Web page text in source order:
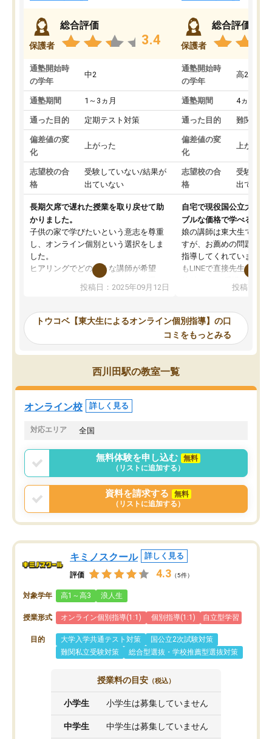
保護者
総合評価
3.4
通塾開始時
の学年
中2
通塾期間 1～3ヵ月
通った目的 定期テスト対策
偏差値の変
化
上がった
志望校の合
格
受験していない/結果が
出ていない
長期欠席で遅れた授業を取り戻せて助
かりました。
子供の家で学びたいという意志を尊重
し、オンライン個別という選択をしま
した。
ヒアリングでどのような講師が希望
か、オプションは付帯するかなど選ぶ
事が出来ました。
ーティングを行い、その講師で良いか
見てから講師を決定する事ができま
す。
うちの子は、初回面談の講師の方で決
オンラインツールを使用した単語帳の
共有があり宿題もそちらで出される形
でした。
言う事で講師変更の申し出があり、あ
まりに短期での変更だった為、塾に通
う事にして退会しました。遅れも取り
戻せ、授業内容や講師の方は良かった
と思います。
投稿日：2025年09月12日
保護者
総合評価
通塾開始時
の学年
高2
通塾期間 4ヵ月～1
通った目的 難関私立
偏差値の変
化
上がった
志望校の合
格
受験して
出ていな
自宅で現役国公立大学生
ブルな価格で学べる
娘の講師は東大生では無
すが、お薦めの問題集や
指導してくれています。
もLINEで直接先生に質問
めれるので、個人に合
いなのがあり(有料)、受
ことをどんなスケジュー
くか相談したのですが、
ち期待したものではなく
くなってきたようなので
投稿日：
トウコベ【東大生によるオンライン個別指導】の口
コミをもっとみる
西川田駅の教室一覧
オンライン校 詳しく見る
対応エリア 全国
無料体験を申し込む
無料
（リストに追加する）
資料を請求する
無料
（リストに追加する）
キミノスクール 詳しく見る
評価 4.3 （5件）
対象学年 高1～高3 浪人生
授業形式 オンライン個別指導(1:1) 個別指導(1:1) 自立型学習
目的 大学入学共通テスト対策
国公立2次試験対策
難関私立受験対策
総合型選抜・学校推薦型選抜対策
授業料の目安 （税込）
小学生 小学生は募集していません
中学生 中学生は募集していません